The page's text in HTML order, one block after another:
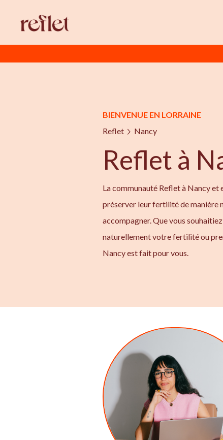
BIENVENUE EN LORRAINE
Reflet
Nancy
Reflet à
La communauté Reflet à Nancy et
préserver leur fertilité de manière
accompagner. Que vous
naturellement votre fertilité ou
Nancy est fait pour vous.